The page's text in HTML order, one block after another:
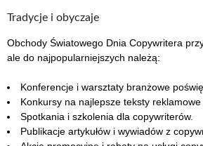
Tradycje i obyczaje
Obchody Światowego Dnia Copywritera
ale do najpopularniejszych należą:
Konferencje i warsztaty branżowe
Konkursy na najlepsze teksty reklamowe
Spotkania i szkolenia dla copywriterów.
Publikacje artykułów i wywiadów z